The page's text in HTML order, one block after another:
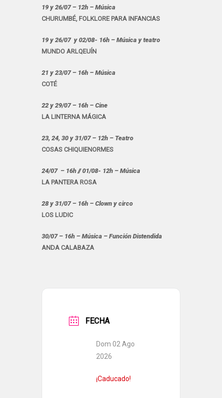
19 y 26/07 – 12h – Música
CHURUMBÉ, FOLKLORE PARA INFANCIAS
19 y 26/07 y 02/08- 16h – Música y teatro
MUNDO ARLQEUÍN
21 y 23/07 – 16h – Música
COTÉ
22 y 29/07 – 16h – Cine
LA LINTERNA MÁGICA
23, 24, 30 y 31/07 – 12h – Teatro
COSAS CHIQUIENORMES
24/07 – 16h // 01/08- 12h – Música
LA PANTERA ROSA
28 y 31/07 – 16h – Clown y circo
LOS LUDIC
30/07 – 16h – Música – Función Distendida
ANDA CALABAZA
FECHA
Dom 02 Ago
2026
¡Caducado!